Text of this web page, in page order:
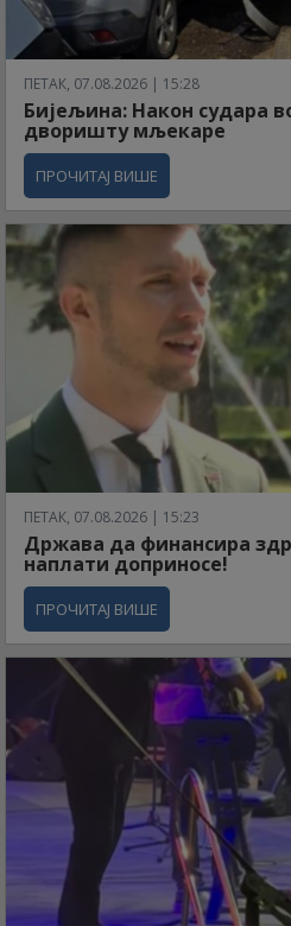
ПЕТАК, 07.08.2026 | 15:28
Бијељина: Након судара
дворишту мљекаре
ПРОЧИТАЈ ВИШЕ
ПЕТАК, 07.08.2026 | 15:23
Држава да финансира
наплати доприносе!
ПРОЧИТАЈ ВИШЕ